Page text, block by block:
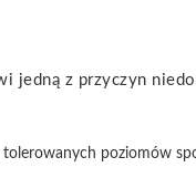
jedną z przyczyn
poziomów